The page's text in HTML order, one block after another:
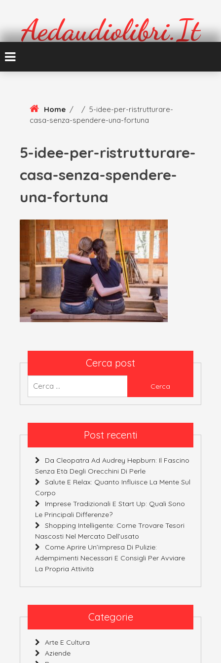
Aedaudiolibri.it
Home / / 5-idee-per-ristrutturare-
casa-senza-spendere-una-fortuna
5-idee-per-ristrutturare-
casa-senza-spendere-
una-fortuna
Cerca post
Post recenti
Da Cleopatra Ad Audrey Hepburn: Il Fascino
Senza Età Degli Orecchini Di Perle
Salute E Relax: Quanto Influisce La Mente Sul
Corpo
Imprese Tradizionali E Start Up: Quali Sono
Le Principali Differenze?
Shopping Intelligente: Come Trovare Tesori
Nascosti Nel Mercato Dell’usato
Come Aprire Un’impresa Di Pulizie:
Adempimenti Necessari E Consigli Per Avviare
La Propria Attività
Categorie
Arte E Cultura
Aziende